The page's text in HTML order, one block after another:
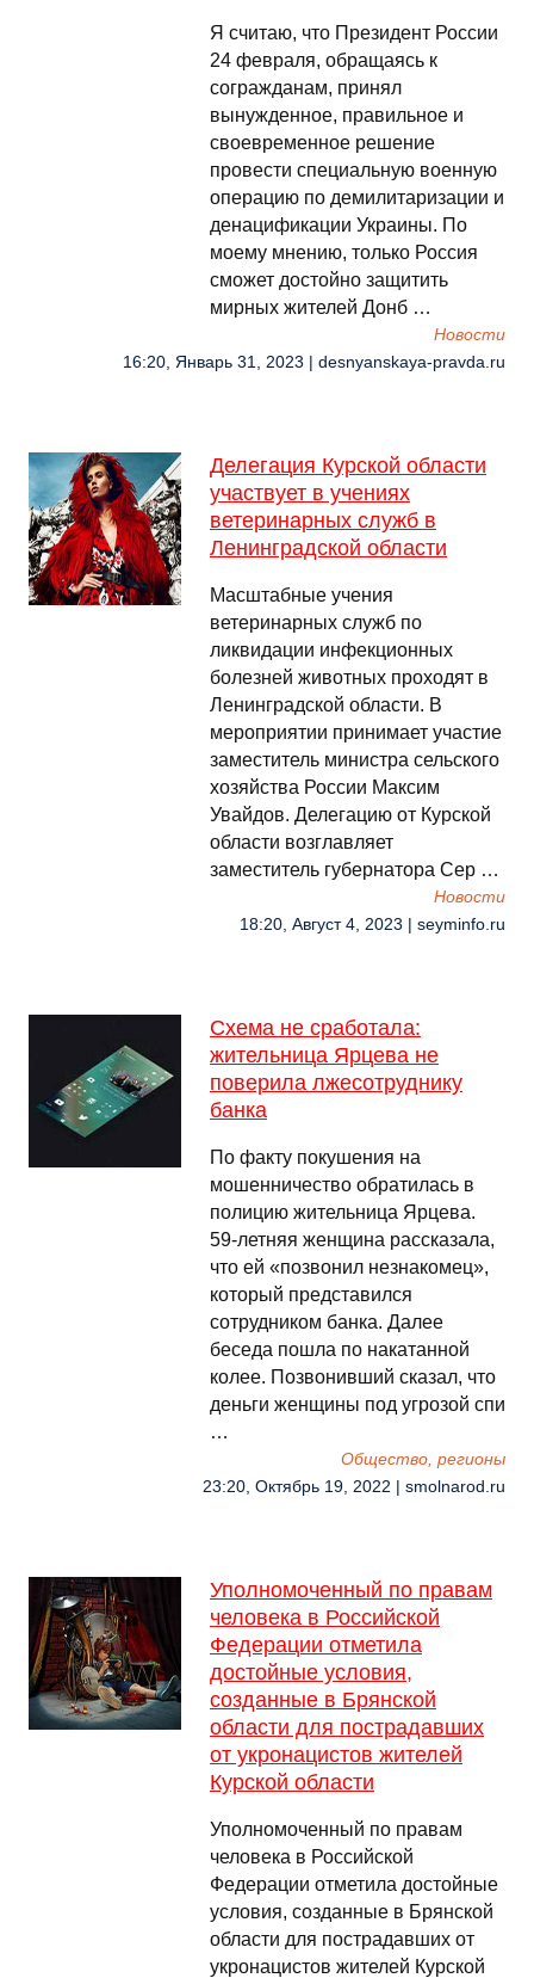
Я считаю, что Президент России
24 февраля, обращаясь к
согражданам, принял
вынужденное, правильное и
своевременное решение
провести специальную военную
операцию по демилитаризации и
денацификации Украины. По
моему мнению, только Россия
сможет достойно защитить
мирных жителей Донб …
Новости
16:20, Январь 31, 2023 | desnyanskaya-pravda.ru
Делегация Курской области
участвует в учениях
ветеринарных служб в
Ленинградской области
Масштабные учения
ветеринарных служб по
ликвидации инфекционных
болезней животных проходят в
Ленинградской области. В
мероприятии принимает участие
заместитель министра сельского
хозяйства России Максим
Увайдов. Делегацию от Курской
области возглавляет
заместитель губернатора Сер …
Новости
18:20, Август 4, 2023 | seyminfo.ru
Схема не сработала:
жительница Ярцева не
поверила лжесотруднику
банка
По факту покушения на
мошенничество обратилась в
полицию жительница Ярцева.
59-летняя женщина рассказала,
что ей «позвонил незнакомец»,
который представился
сотрудником банка. Далее
беседа пошла по накатанной
колее. Позвонивший сказал, что
деньги женщины под угрозой спи
…
Общество, регионы
23:20, Октябрь 19, 2022 | smolnarod.ru
Уполномоченный по правам
человека в Российской
Федерации отметила
достойные условия,
созданные в Брянской
области для пострадавших
от укронацистов жителей
Курской области
Уполномоченный по правам
человека в Российской
Федерации отметила достойные
условия, созданные в Брянской
области для пострадавших от
укронацистов жителей Курской